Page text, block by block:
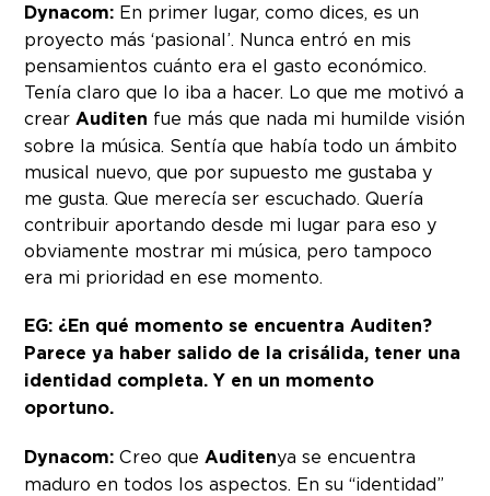
Dynacom: En primer lugar, como dices, es un
proyecto más ‘pasional’. Nunca entró en mis
pensamientos cuánto era el gasto económico.
Tenía claro que lo iba a hacer. Lo que me motivó a
crearAuditen fue más que nada mi humilde visión
sobre la música. Sentía que había todo un ámbito
musical nuevo, que por supuesto me gustaba y
me gusta. Que merecía ser escuchado. Quería
contribuir aportando desde mi lugar para eso y
obviamente mostrar mi música, pero tampoco
era mi prioridad en ese momento.
EG: ¿En qué momento se encuentra Auditen?
Parece ya haber salido de la crisálida, tener una
identidad completa. Y en un momento
oportuno.
Dynacom: Creo queAuditenya se encuentra
maduro en todos los aspectos. En su “identidad”